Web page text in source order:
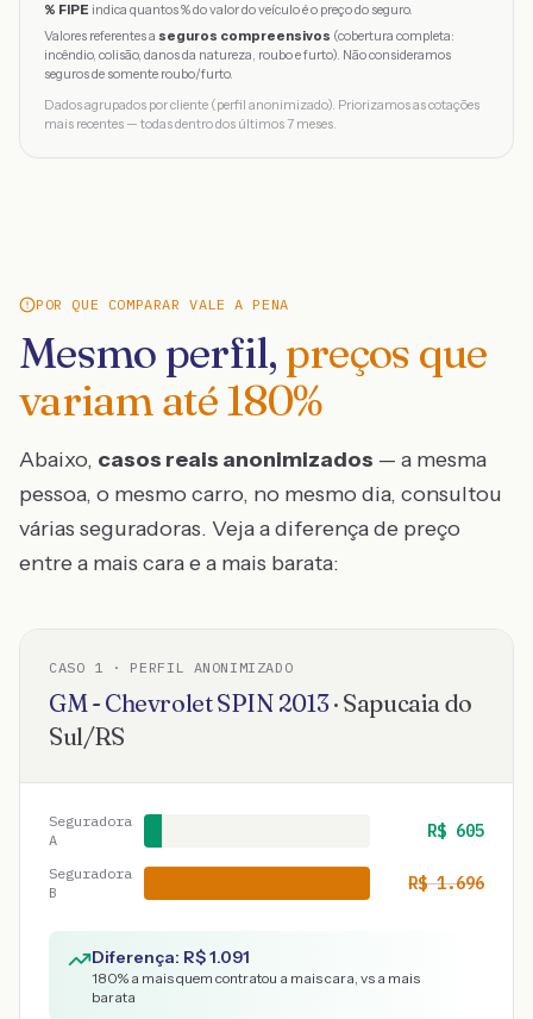
% FIPE indica quantos % do valor do veículo é o preço do seguro.
Valores referentes a seguros compreensivos (cobertura completa:
incêndio, colisão, danos da natureza, roubo e furto). Não consideramos
seguros de somente roubo/furto.
Dados agrupados por cliente (perfil anonimizado). Priorizamos as cotações
mais recentes — todas dentro dos últimos 7 meses.
POR QUE COMPARAR VALE A PENA
Mesmo perfil, preços que
variam até180%
Abaixo, casos reais anonimizados — a mesma
pessoa, o mesmo carro, no mesmo dia, consultou
várias seguradoras. Veja a diferença de preço
entre a mais cara e a mais barata:
CASO 1 · PERFIL ANONIMIZADO
GM - ChevroletSPIN 2013· Sapucaia do
Sul/RS
Seguradora
A
R$ 605
Seguradora
B
R$1.696
Diferença: R$1.091
180% a mais quem contratou a mais cara, vs a mais
barata